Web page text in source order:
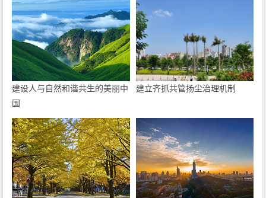
建设人与自然和谐共生的美丽中
国
建立齐抓共管扬尘治理机制